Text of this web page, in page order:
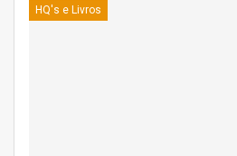
HQ's e Livros